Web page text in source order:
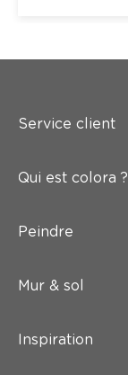
Service client
Qui est colora ?
Peindre
Mur & sol
Inspiration